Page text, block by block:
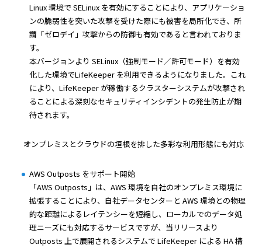
Linux 環境で SELinux を有効にすることにより、アプリケーショ
ンの脆弱性を突いた攻撃を受けた際にも被害を局所化でき、所
謂「ゼロデイ」攻撃からの防御も有効であると言われておりま
す。
本バージョンより SELinux（強制モード／許可モード）を有効
化した環境でLifeKeeper を利用できるようになりました。これ
により、LifeKeeper が稼働するクラスターシステムが攻撃され
ることによる深刻なセキュリティインシデントの発生防止が期
待されます。
オンプレミスとクラウドの垣根を排した多彩な利用形態にも対応
AWS Outposts をサポート開始
「AWS Outposts」は、AWS 環境を自社のオンプレミス環境に
拡張することにより、自社データセンターと AWS 環境との物理
的な距離によるレイテンシーを短縮し、ローカルでのデータ処
理ニーズにも対応するサービスですが、当リリースより
Outposts 上で展開されるシステムで LifeKeeper による HA 構